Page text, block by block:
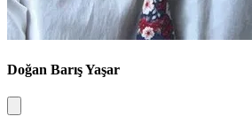
Doğan Barış Yaşar